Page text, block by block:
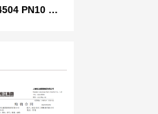
BS4504 PN10 英国标准橡胶膨胀节